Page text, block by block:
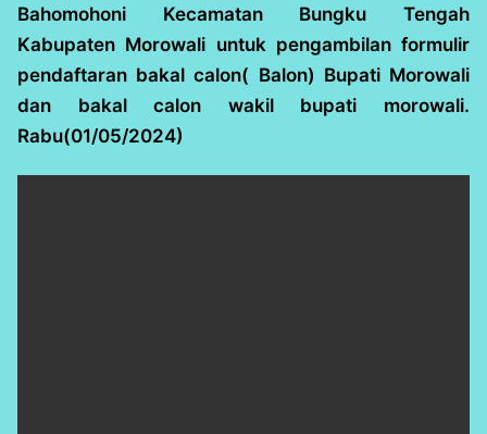
Bahomohoni Kecamatan Bungku Tengah
Kabupaten Morowali untuk pengambilan formulir
pendaftaran bakal calon( Balon) Bupati Morowali
dan bakal calon wakil bupati morowali.
Rabu(01/05/2024)